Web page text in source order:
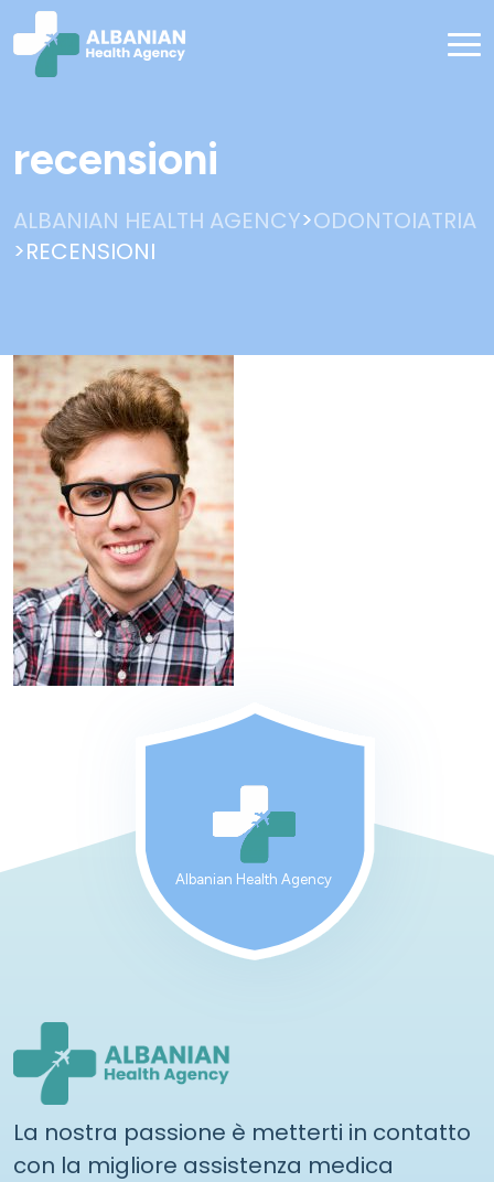
recensioni
ALBANIAN HEALTH AGENCY>ODONTOIATRIA
>RECENSIONI
Albanian Health Agency
La nostra passione è metterti in contatto
con la migliore assistenza medica